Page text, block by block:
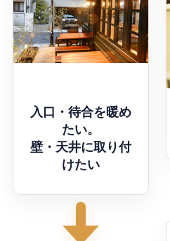
入口・待合を暖め
たい。
壁・天井に取り付
けたい